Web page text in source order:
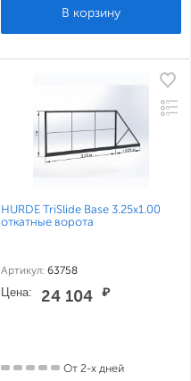
HURDE TriSlide Base 3.25x1.00
откатные ворота
Артикул: 63758
Цена: 24 104 ₽
От 2-х дней